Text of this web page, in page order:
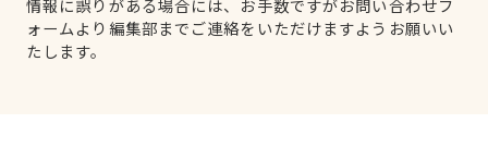
情報に誤りがある場合には、お手数ですがお問い合わせフ
ォームより編集部までご連絡をいただけますようお願いい
たします。